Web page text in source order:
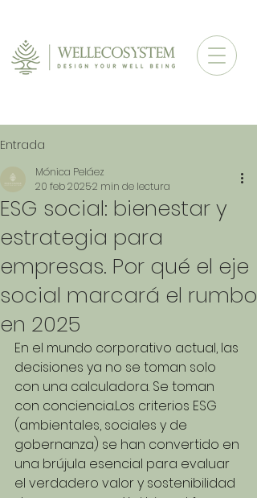
Entrada
ESG social: bienestar y
estrategia para
empresas. Por qué el eje
social marcará el rumbo
en 2025
Mónica Peláez
20 feb 20252 min de lectura
En el mundo corporativo actual, las
decisiones ya no se toman solo
con una calculadora. Se toman
con conciencia.Los criterios ESG
(ambientales, sociales y de
gobernanza) se han convertido en
una brújula esencial para evaluar
el verdadero valor y sostenibilidad